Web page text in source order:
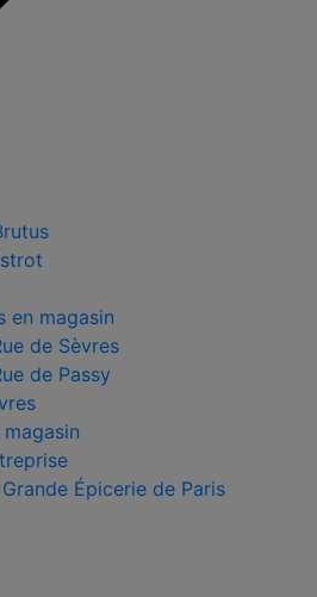
en magasin
de Sèvres
de Passy
Épicerie de Paris